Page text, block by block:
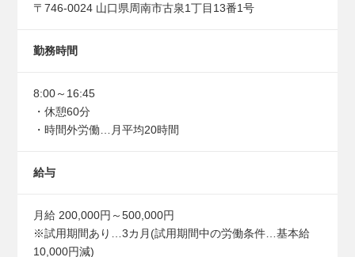
〒746-0024 山口県周南市古泉1丁目13番1号
勤務時間
8:00～16:45
・休憩60分
・時間外労働…月平均20時間
給与
月給 200,000円～500,000円
※試用期間あり…3カ月(試用期間中の労働条件…基本給
10,000円減)